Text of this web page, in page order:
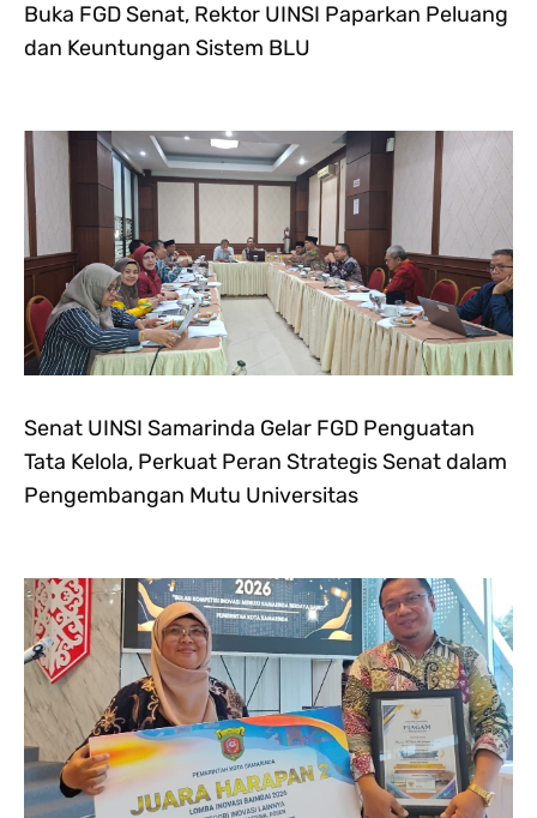
Buka FGD Senat, Rektor UINSI Paparkan Peluang
dan Keuntungan Sistem BLU
Senat UINSI Samarinda Gelar FGD Penguatan
Tata Kelola, Perkuat Peran Strategis Senat dalam
Pengembangan Mutu Universitas